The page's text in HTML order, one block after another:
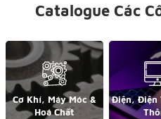
Catalogue Các
Cơ Khí, Máy Móc &
Hoá Chất
Điện, Điện